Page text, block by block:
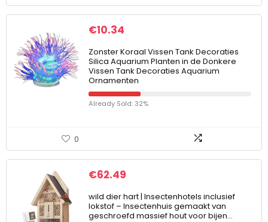
€10.34
Zonster Koraal Vissen Tank Decoraties
Silica Aquarium Planten in de Donkere
Vissen Tank Decoraties Aquarium
Ornamenten
Already Sold: 32%
0
€62.49
wild dier hart | Insectenhotels inclusief
lokstof – Insectenhuis gemaakt van
geschroefd massief hout voor bijen…